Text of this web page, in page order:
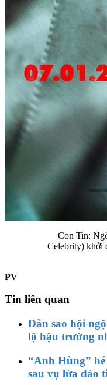
Con Tin:
Celebrity) khởi
PV
Tin liên quan
Dàn sao hội
lộ hậu trường
“Anh Hùng”
sau vụ lừa đảo